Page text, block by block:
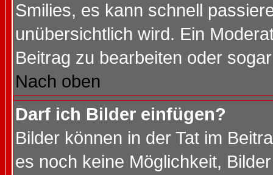
Smilies, es kann schnell
unübersichtlich wird. Ein
Beitrag zu bearbeiten oder
Nach oben
Darf ich Bilder einfügen?
Bilder können in der Tat im
es noch keine Möglichkeit,